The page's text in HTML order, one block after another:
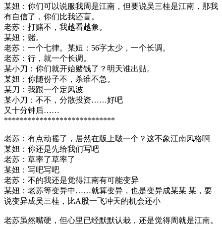
某妞：你们可以说服我周是江南，但要说吴三桂是江南，那我
有自信了，你们比我还盲。
老苏：打赌不，我越看越象。
某妞；赌。
老苏：一个七律。某妞：56字太少，一个长调。
老苏：行，就一个长调。
某小刀：你们就开始赌钱了？明天谁出贴。
某妞：你随份子不，杀谁不急。
某刀：我跟一个定风波
某小刀：不不，分散投资……好吧
又十分钟后……
****************************
老苏：有点动摇了，居然在版上啵一个？这不象江南风格啊
某妞：你还是先给我们写吧
老苏：草率了草率了
某妞：写吧写吧
老苏：不的我还是觉得江南有可能变异
某妞：老苏等变异中……就算变异，也是变异成某某 某，要
说变异成吴三桂，比A股一飞冲天的机会还小
老苏虽然嘴硬，但心里已经默默认栽，还是觉得周就是江南。